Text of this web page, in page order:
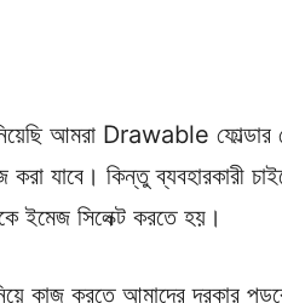
আমরা Drawable ফোল্ডার
যাবে। কিন্তু ব্যবহারকারী
ইমেজ সিলেক্ট করতে হয়।
কাজ করতে আমাদের দরকার